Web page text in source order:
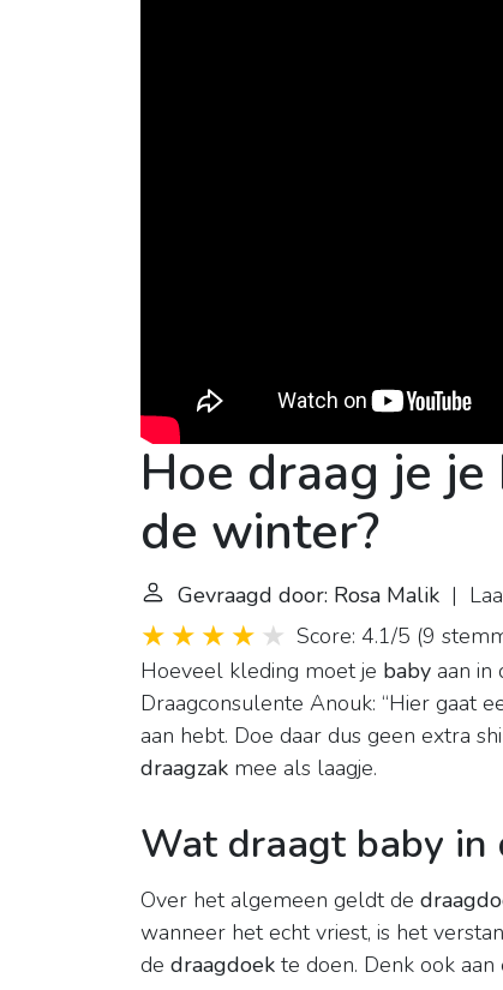
Hoe draag je
de winter?
Gevraagd door: Rosa Malik |
Score: 4.1/5 (9
Hoeveel kleding moet je baby aan in
Draagconsulente Anouk: “Hier gaat
aan hebt. Doe daar dus geen extra
draagzak mee als laagje.
Wat draagt baby in
Over het algemeen geldt de
wanneer het echt vriest, is het
de draagdoek te doen. Denk ook